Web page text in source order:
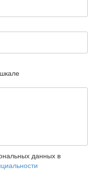
данных в